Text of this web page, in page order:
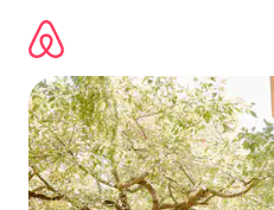
direct
naar
inhoud